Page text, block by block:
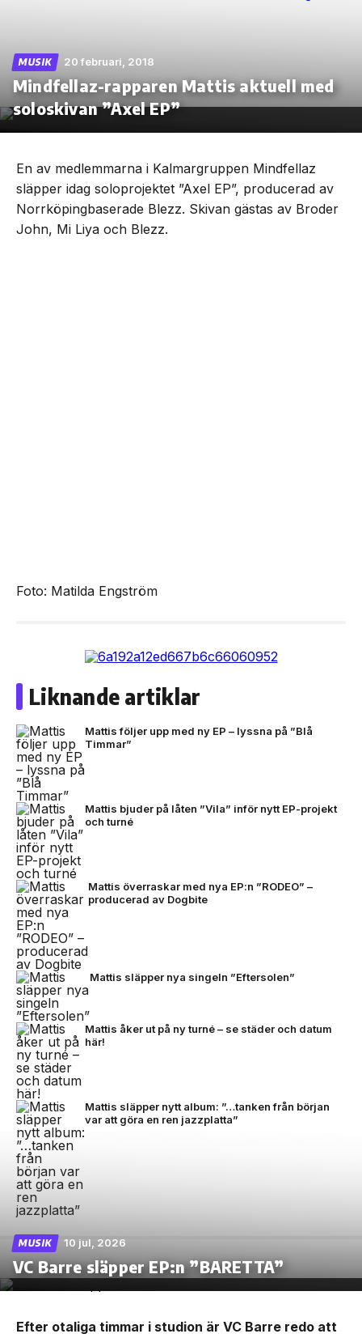
Skip
the
MUSIK 20 februari, 2018
Mindfellaz-rapparen Mattis aktuell med
soloskivan ”Axel EP”
En av medlemmarna i Kalmargruppen Mindfellaz
släpper idag soloprojektet ”Axel EP”, producerad av
Norrköpingbaserade Blezz. Skivan gästas av Broder
John, Mi Liya och Blezz.
Foto: Matilda Engström
Liknande artiklar
Mattis följer upp med ny EP – lyssna på ”Blå
Timmar”
Mattis bjuder på låten ”Vila” inför nytt EP-projekt
och turné
Mattis överraskar med nya EP:n ”RODEO” –
producerad av Dogbite
Mattis släpper nya singeln ”Eftersolen”
Mattis åker ut på ny turné – se städer och datum
här!
Mattis släpper nytt album: ”…tanken från början
var att göra en ren jazzplatta”
MUSIK 10 jul, 2026
VC Barre släpper EP:n ”BARETTA”
Efter otaliga timmar i studion är VC Barre redo att